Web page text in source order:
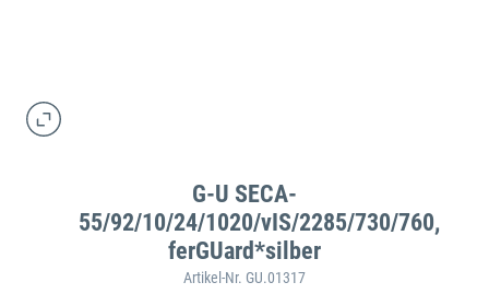
G-U SECA-
55/92/10/24/1020/vIS/2285/730/760,
ferGUard*silber
Artikel-Nr. GU.01317